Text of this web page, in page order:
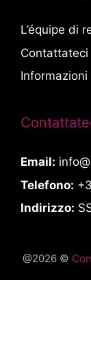
L’équipe di
Contattateci
Informazioni
Email:
Telefono:
Indirizzo:
@2026 ©